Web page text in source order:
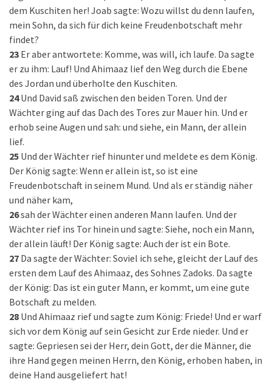
dem Kuschiten her! Joab sagte: Wozu willst du denn laufen,
mein Sohn, da sich für dich keine Freudenbotschaft mehr
findet?
23 Er aber antwortete: Komme, was will, ich laufe. Da sagte
er zu ihm: Lauf! Und Ahimaaz lief den Weg durch die Ebene
des Jordan und überholte den Kuschiten.
24 Und David saß zwischen den beiden Toren. Und der
Wächter ging auf das Dach des Tores zur Mauer hin. Und er
erhob seine Augen und sah: und siehe, ein Mann, der allein
lief.
25 Und der Wächter rief hinunter und meldete es dem König.
Der König sagte: Wenn er allein ist, so ist eine
Freudenbotschaft in seinem Mund. Und als er ständig näher
und näher kam,
26sah der Wächter einen anderen Mann laufen. Und der
Wächter rief ins Tor hinein und sagte: Siehe, noch ein Mann,
der allein läuft! Der König sagte: Auch der ist ein Bote.
27 Da sagte der Wächter: Soviel ich sehe, gleicht der Lauf des
ersten dem Lauf des Ahimaaz, des Sohnes Zadoks. Da sagte
der König: Das ist ein guter Mann, er kommt, um eine gute
Botschaft zu melden.
28 Und Ahimaaz rief und sagte zum König: Friede! Und er warf
sich vor dem König auf sein Gesicht zur Erde nieder. Und er
sagte: Gepriesen sei der Herr, dein Gott, der die Männer, die
ihre Hand gegen meinen Herrn, den König, erhoben haben, in
deine Hand ausgeliefert hat!